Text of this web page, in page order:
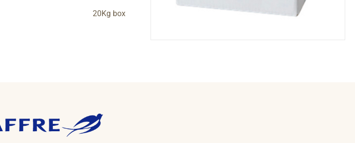
20Kg box